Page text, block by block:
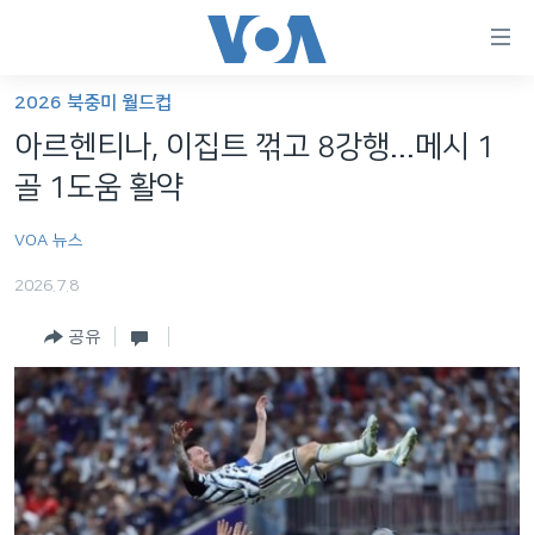
가
능
링
인
츠
로
메
인
세계
라디오
프로그램
주파수 안내
언어 선택
2026 북중미 월드컵
아르헨티나, 이집트 꺾고 8강행...메시 1
골 1도움 활약
VOA 뉴스
2026.7.8
공유